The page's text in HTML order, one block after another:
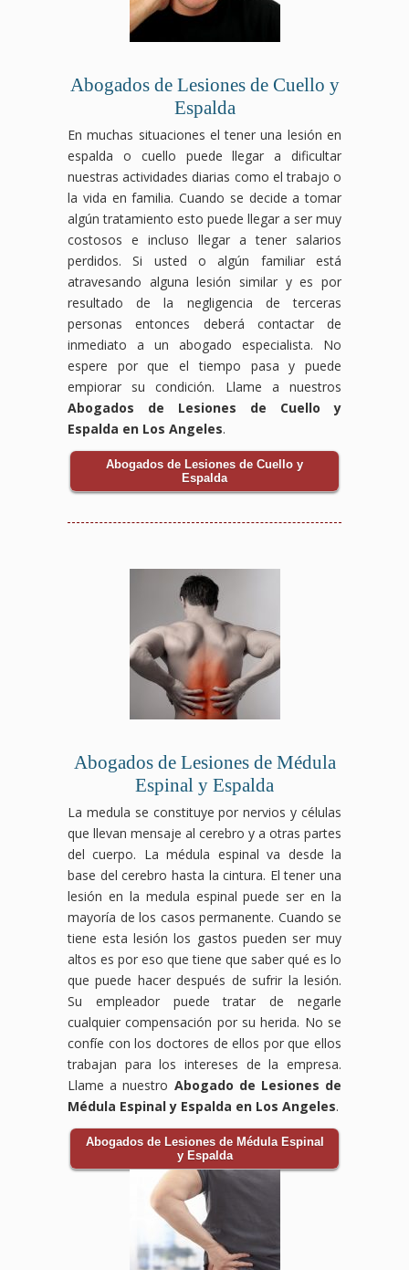
Abogados de Lesiones de Cuello y
Espalda
En muchas situaciones el tener una lesión en
espalda o cuello puede llegar a dificultar
nuestras actividades diarias como el trabajo o
la vida en familia. Cuando se decide a tomar
algún tratamiento esto puede llegar a ser muy
costosos e incluso llegar a tener salarios
perdidos. Si usted o algún familiar está
atravesando alguna lesión similar y es por
resultado de la negligencia de terceras
personas entonces deberá contactar de
inmediato a un abogado especialista. No
espere por que el tiempo pasa y puede
empiorar su condición. Llame a nuestros
Abogados de Lesiones de Cuello y
Espalda en Los Angeles.
Abogados de Lesiones de Cuello y
Espalda
Abogados de Lesiones de Médula
Espinal y Espalda
La medula se constituye por nervios y células
que llevan mensaje al cerebro y a otras partes
del cuerpo. La médula espinal va desde la
base del cerebro hasta la cintura. El tener una
lesión en la medula espinal puede ser en la
mayoría de los casos permanente. Cuando se
tiene esta lesión los gastos pueden ser muy
altos es por eso que tiene que saber qué es lo
que puede hacer después de sufrir la lesión.
Su empleador puede tratar de negarle
cualquier compensación por su herida. No se
confíe con los doctores de ellos por que ellos
trabajan para los intereses de la empresa.
Llame a nuestro Abogado de Lesiones de
Médula Espinal y Espalda en Los Angeles.
Abogados de Lesiones de Médula Espinal
y Espalda